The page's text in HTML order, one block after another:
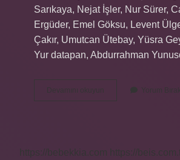
Sarıkaya, Nejat İşler, Nur Sürer,
Ergüder, Emel Göksu, Levent
Çakır, Umutcan Ütebay, Yüsra
Yur datapan, Abdurrahman
Devamını okuyun
Dizisinin
Yorum Bırak
https://bebekkia.com
https://